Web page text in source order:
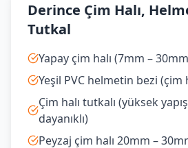
Derince Çim Halı,
Tutkal
Yapay çim halı (7mm –
Yeşil PVC helmetin bezi (çim
Çim halı tutkalı (yüksek
dayanıklı)
Peyzaj çim halı 20mm –